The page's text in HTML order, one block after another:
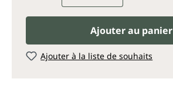
Ajouter au panier
Ajouter à la liste de souhaits